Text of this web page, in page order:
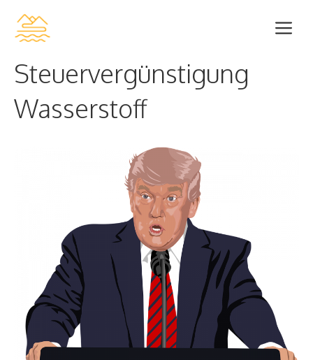
Inhalt
Steuervergünstigung
Wasserstoff